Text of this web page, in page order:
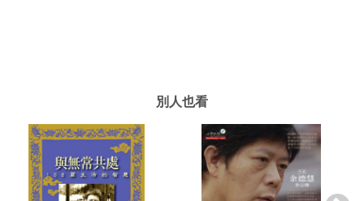
別人也看